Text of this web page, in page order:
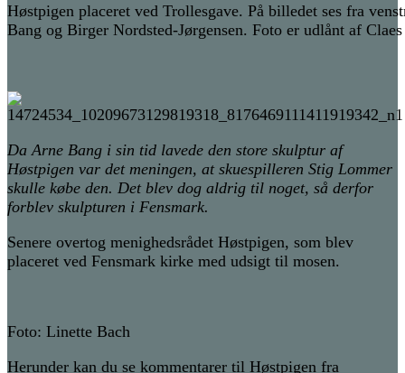
Høstpigen placeret ved Trollesgave. På billedet ses fra
Bang og Birger Nordsted-Jørgensen. Foto er udlånt af
Da Arne Bang i sin tid lavede den store skulptur af
Høstpigen var det meningen, at skuespilleren Stig Lommer
skulle købe den. Det blev dog aldrig til noget, så derfor
forblev skulpturen i Fensmark.
Senere overtog menighedsrådet Høstpigen, som blev
placeret ved Fensmark kirke med udsigt til mosen.
Foto: Linette Bach
Herunder kan du se kommentarer til Høstpigen fra